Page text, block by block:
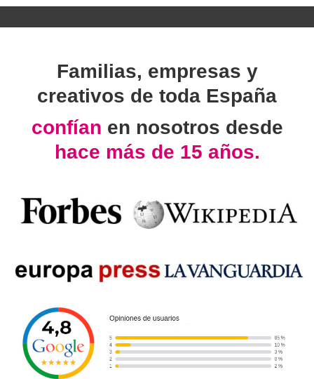
Familias, empresas y
creativos de toda España
confían en nosotros desde
hace más de 15 años.